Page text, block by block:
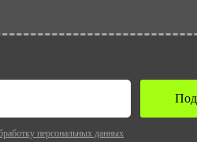
персональных данных